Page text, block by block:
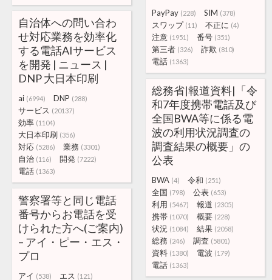
PayPay (228) SIM (378)
スワップ (11) 不正に (4)
注意 (1951) 番号 (351)
第三者 (326) 詐欺 (810)
電話 (1363)
自治体への問い合わ
せ対応業務を効率化
する電話AIサービス
を開発 | ニュース |
DNP 大日本印刷
ai (6994) DNP (288)
サービス (20137)
効率 (1104)
大日本印刷 (356)
対応 (5286) 業務 (3301)
自治 (116) 開発 (7222)
電話 (1363)
総務省|報道資料|「令
和7年度携帯電話及び
全国BWA等に係る電
波の利用状況調査の
調査結果の概要」の
公表
BWA (4) 令和 (251)
全国 (798) 公表 (653)
利用 (5467) 報道 (2305)
携帯 (1070) 概要 (228)
状況 (1084) 結果 (2058)
総務 (246) 調査 (5801)
資料 (1380) 電波 (179)
電話 (1363)
警察署等と同じ電話
番号からお電話を受
けられた方へ(ご案内)
– アイ・ピー・エス・
プロ
アイ (538) エス (121)